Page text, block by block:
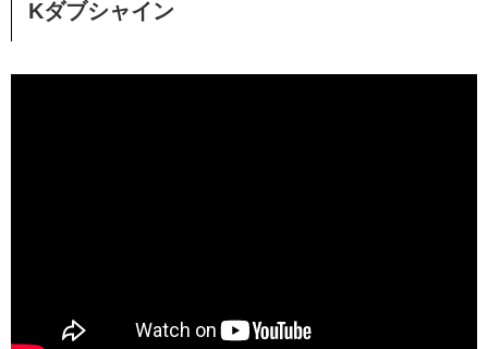
Kダブシャイン